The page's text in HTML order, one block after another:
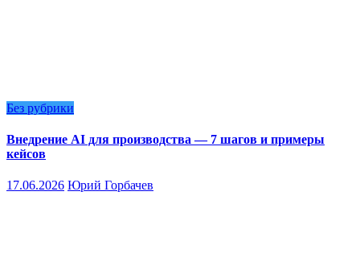
Без рубрики
Внедрение AI для производства — 7 шагов и примеры
кейсов
17.06.2026 Юрий Горбачев